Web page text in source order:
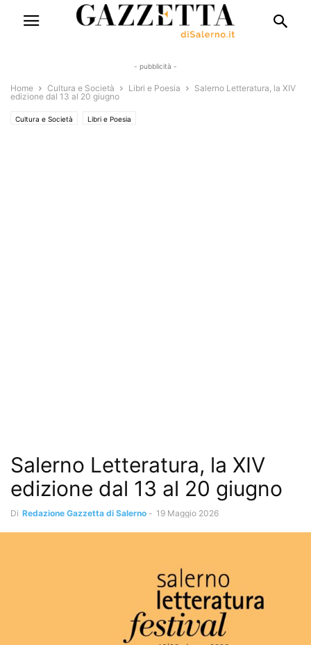
- pubblicità -
Home Cultura e Società Libri e Poesia
Salerno Letteratura, la XIV
edizione dal 13 al 20 giugno
Cultura e Società Libri e Poesia
Salerno Letteratura, la XIV
edizione dal 13 al 20 giugno
Di Redazione Gazzetta di Salerno - 19 Maggio 2026